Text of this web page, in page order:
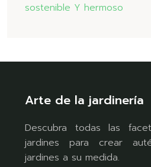
sostenible Y hermoso
Arte de la jardinería
Descubra todas las
jardines para crear
jardines a su medida.